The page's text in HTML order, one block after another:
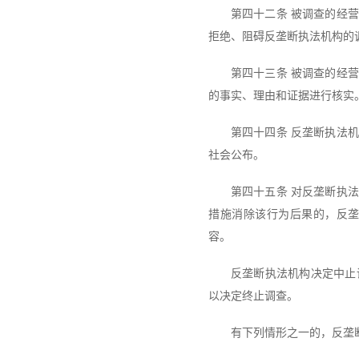
第四十二条 被调查的经
拒绝、阻碍反垄断执法机构的
第四十三条 被调查的经
的事实、理由和证据进行核实
第四十四条 反垄断执法
社会公布。
第四十五条 对反垄断执
措施消除该行为后果的，反
容。
反垄断执法机构决定中
以决定终止调查。
有下列情形之一的，反垄